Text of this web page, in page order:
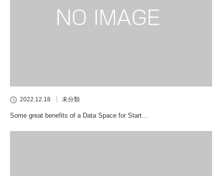
2022.12.18 未分類
Some great benefits of a Data Space for Start…